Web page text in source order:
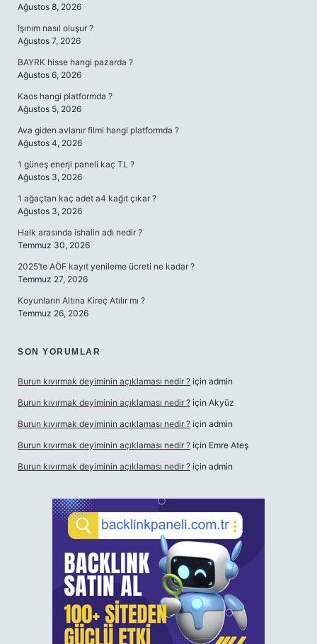
Ağustos 8, 2026
Işınım nasıl oluşur ?
Ağustos 7, 2026
BAYRK hisse hangi pazarda ?
Ağustos 6, 2026
Kaos hangi platformda ?
Ağustos 5, 2026
Ava giden avlanır filmi hangi platformda ?
Ağustos 4, 2026
1 güneş enerji paneli kaç TL ?
Ağustos 3, 2026
1 ağaçtan kaç adet a4 kağıt çıkar ?
Ağustos 3, 2026
Halk arasında ishalin adı nedir ?
Temmuz 30, 2026
2025’te AÖF kayıt yenileme ücreti ne kadar ?
Temmuz 27, 2026
Koyunların Altına Kireç Atılır mı ?
Temmuz 26, 2026
SON YORUMLAR
Burun kıvırmak deyiminin açıklaması nedir ? için admin
Burun kıvırmak deyiminin açıklaması nedir ? için Akyüz
Burun kıvırmak deyiminin açıklaması nedir ? için admin
Burun kıvırmak deyiminin açıklaması nedir ? için Emre Ateş
Burun kıvırmak deyiminin açıklaması nedir ? için admin